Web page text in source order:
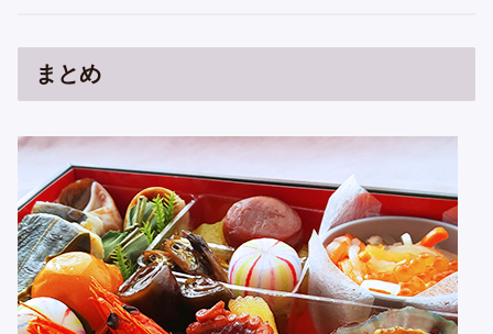
まとめ